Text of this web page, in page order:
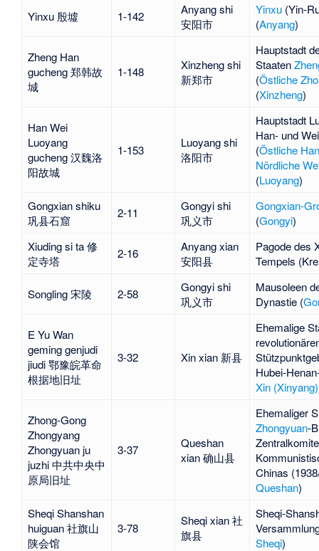
Yinxu 殷墟 1-142
Anyang shi
安阳市
Yinxu(Yin-
(Anyang)
Zheng Han
gucheng 郑韩故
城
1-148
Xinzheng shi
新郑市
Hauptstadt
Staaten
(Östliche
(Xinzheng)
Han Wei
Luoyang
gucheng 汉魏洛
阳故城
1-153
Luoyang shi
洛阳市
Hauptstadt
Han- und
(Östliche
Nördliche
(Luoyang)
Gongxian shiku
巩县石窟
2-11
Gongyi shi
巩义市
Gongxian-
(Gongyi)
Xiuding si ta 修
定寺塔
2-16
Anyang xian
安阳县
Pagode des
Tempels
Songling 宋陵 2-58
Gongyi shi
巩义市
Mausoleen
Dynastie(
E Yu Wan
geming genjudi
jiudi 鄂豫皖革命
根据地旧址
3-32 Xin xian 新县
Ehemalige
Hubei-
Xin (Xinyang)
Zhong-Gong
Zhongyang
Zhongyuan ju
juzhi 中共中央中
原局旧址
3-37
Queshan
xian 确山县
Ehemaliger
Zhongyuan-
Chinas
Queshan)
Sheqi Shanshan
huiguan 社旗山
陕会馆
3-78
Sheqi xian 社
旗县
Sheqi-
Sheqi)